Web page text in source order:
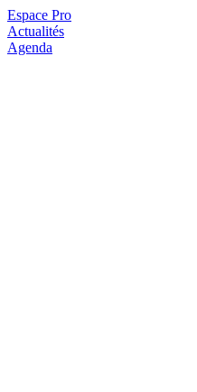
Espace Pro
Actualités
Agenda